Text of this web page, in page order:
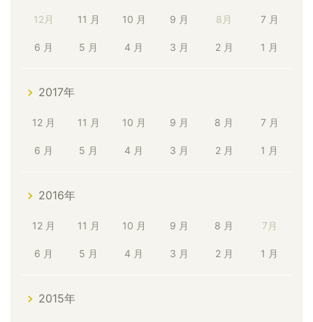
12月 11 月 10 月 9 月 8月 7 月
6 月 5 月 4 月 3 月 2 月 1 月
2017年
12 月 11 月 10 月 9 月 8 月 7 月
6 月 5 月 4 月 3 月 2 月 1 月
2016年
12 月 11 月 10 月 9 月 8 月 7月
6 月 5 月 4 月 3 月 2 月 1 月
2015年